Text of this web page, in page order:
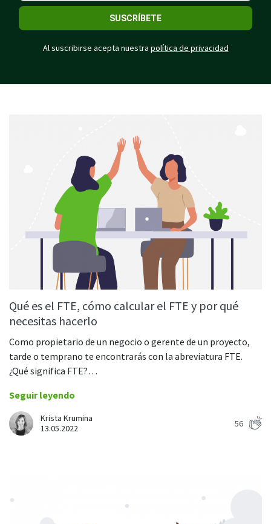
SUSCRÍBETE
Al suscribirse acepta nuestra política de privacidad
Qué es el FTE, cómo calcular el FTE y por qué
necesitas hacerlo
Como propietario de un negocio o gerente de un proyecto,
tarde o temprano te encontrarás con la abreviatura FTE.
¿Qué significa FTE?…
Seguir leyendo
Krista Krumina
13.05.2022
56